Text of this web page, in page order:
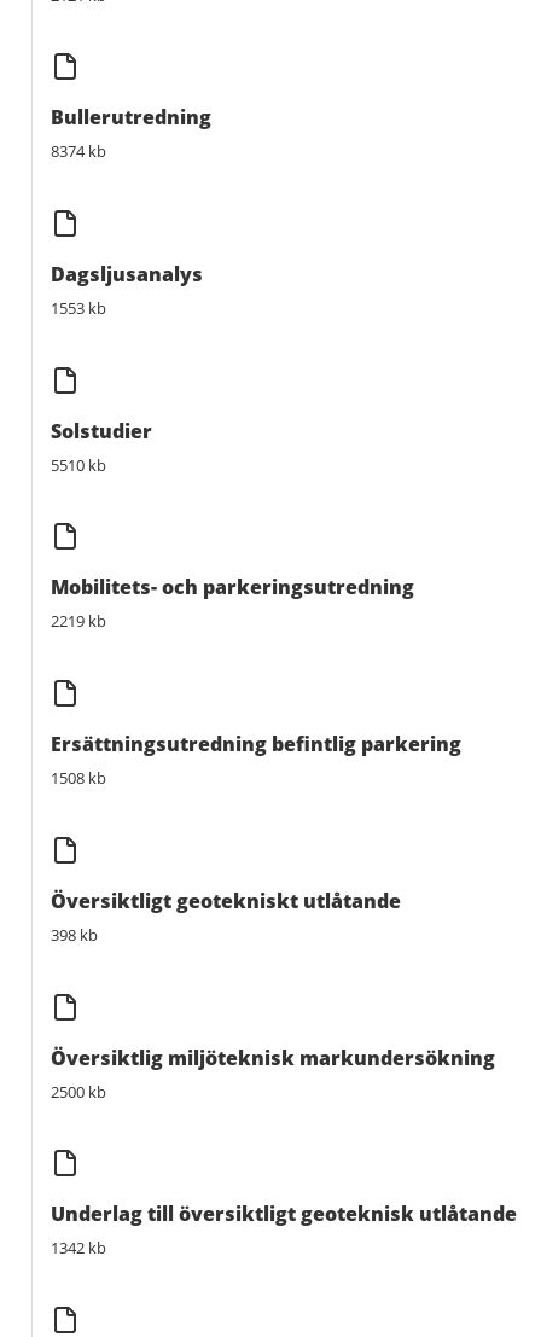
Bullerutredning
8374 kb
Dagsljusanalys
1553 kb
Solstudier
5510 kb
Mobilitets- och parkeringsutredning
2219 kb
Ersättningsutredning befintlig parkering
1508 kb
Översiktligt geotekniskt utlåtande
398 kb
Översiktlig miljöteknisk markundersökning
2500 kb
Underlag till översiktligt geoteknisk utlåtande
1342 kb